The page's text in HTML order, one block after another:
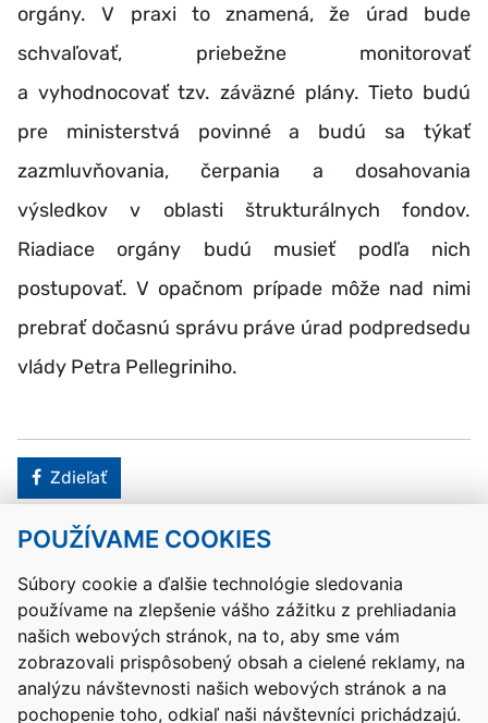
POUŽÍVAME COOKIES
Súbory cookie a ďalšie technológie sledovania
používame na zlepšenie vášho zážitku z prehliadania
našich webových stránok, na to, aby sme vám
zobrazovali prispôsobený obsah a cielené reklamy, na
analýzu návštevnosti našich webových stránok a na
pochopenie toho, odkiaľ naši návštevníci prichádzajú.
orgány. V praxi to znamená, že úrad bude
schvaľovať, priebežne monitorovať
a vyhodnocovať tzv. záväzné plány. Tieto budú
pre ministerstvá povinné a budú sa týkať
zazmluvňovania, čerpania a dosahovania
výsledkov v oblasti štrukturálnych fondov.
Riadiace orgány budú musieť podľa nich
postupovať. V opačnom prípade môže nad nimi
prebrať dočasnú správu práve úrad podpredsedu
vlády Petra Pellegriniho.
Facebook
Zdieľať
Kontakty Mapa stránky RSS
Vyhlásenie o prístupnosti
Nastavenia cookies
Prevádzkovateľom služby je Ministerstvo školstva, výskumu,
vývoja a mládeže Slovenskej republiky.